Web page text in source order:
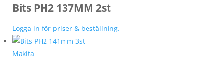
Bits PH2 137MM 2st
Logga in för priser & beställning.
Makita